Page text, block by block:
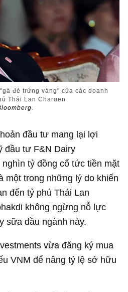
đẻ trứng vàng" của các doanh
Thái Lan Charoen
.
đầu tư mang lại lợi
đầu tư F&N Dairy
tỷ đồng cổ tức tiền mặt
một trong những lý do khiến
đến tỷ phú Thái Lan
không ngừng nỗ lực
sữa đầu ngành này.
vừa đăng ký mua
VNM để nâng tỷ lệ sở hữu